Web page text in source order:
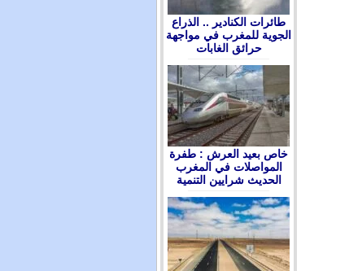
طائرات الكنادير .. الذراع
الجوية للمغرب في مواجهة
حرائق الغابات
ﺧﺎﺹ ﺑﻌﻴﺪ ﺍﻟﻌﺮﺵ : ﻃﻔﺮﺓ
ﺍﻟﻤﻮﺍﺻﻼﺕ ﻓﻲ ﺍﻟﻤﻐﺮﺏ
ﺍﻟﺤﺪﻳﺚ ﺷﺮﺍﻳﻴﻦ ﺍﻟﺘﻨﻤﻴﺔ